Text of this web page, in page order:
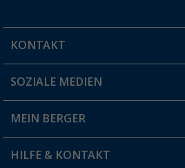
KONTAKT
Du hast eine Frage?
Filiale finden
SOZIALE MEDIEN
MEIN BERGER
Vorteilskarte
HILFE & KONTAKT